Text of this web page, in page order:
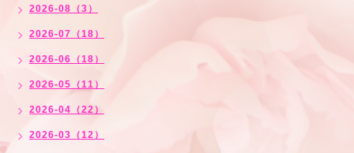
2026-08（3）
2026-07（18）
2026-06（18）
2026-05（11）
2026-04（22）
2026-03（12）